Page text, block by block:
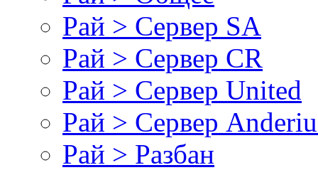
Рай > Сервер SA
Рай > Сервер CR
Рай > Сервер United
Рай > Сервер
Рай > Разбан